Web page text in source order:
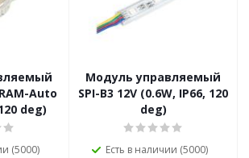
Auto
deg)
(5000)
Модуль управляемый
SPI-B3 12V (0.6W, IP66, 120
deg)
Есть в наличии (5000)